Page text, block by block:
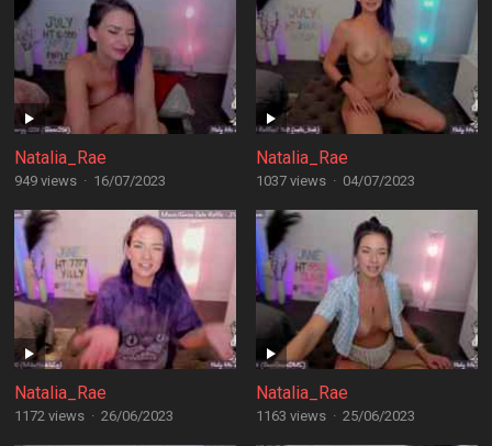
Natalia_Rae
949 views · 16/07/2023
Natalia_Rae
1037 views · 04/07/2023
Natalia_Rae
1172 views · 26/06/2023
Natalia_Rae
1163 views · 25/06/2023